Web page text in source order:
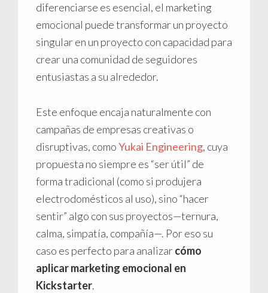
diferenciarse es esencial, el marketing
emocional puede transformar un proyecto
singular en un proyecto con capacidad para
crear una comunidad de seguidores
entusiastas a su alrededor.
Este enfoque encaja naturalmente con
campañas de empresas creativas o
disruptivas, comoYukai Engineering, cuya
propuesta no siempre es “ser útil” de
forma tradicional (como si produjera
electrodomésticos al uso), sino “hacer
sentir” algo con sus proyectos—ternura,
calma, simpatía, compañía—. Por eso su
caso es perfecto para analizarcómo
aplicar marketing emocional en
Kickstarter.